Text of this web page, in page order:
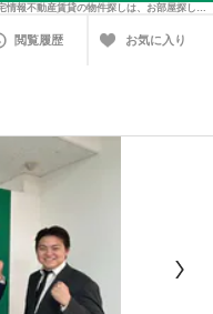
エイブル江古田店の賃貸マンション・賃貸アパート・賃貸住宅情報不動産賃貸の物件探しは、お部屋探しのエイブル
閲覧履歴 お気に入り